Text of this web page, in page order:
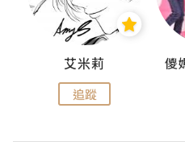
艾米莉
追蹤